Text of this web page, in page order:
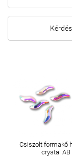
Csiszolt formakő
crystal AB